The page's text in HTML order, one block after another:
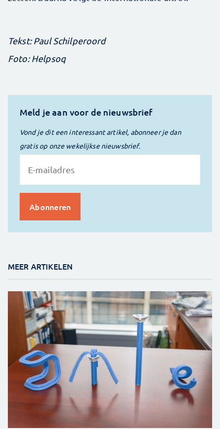
Tekst: Paul Schilperoord
Foto: Helpsoq
Meld je aan voor de nieuwsbrief
Vond je dit een interessant artikel, abonneer je dan
gratis op onze wekelijkse nieuwsbrief.
MEER ARTIKELEN